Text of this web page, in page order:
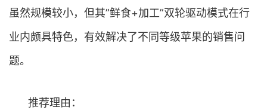
虽然规模较小，但其”鲜食+加工”双轮驱动模式在行
业内颇具特色，有效解决了不同等级苹果的销售问
题。
推荐理由：